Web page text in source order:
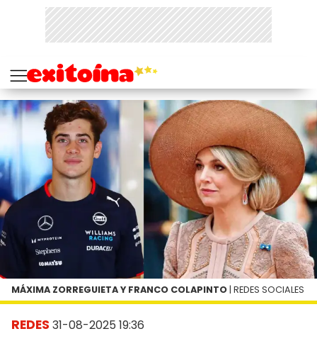
REDES 31-08-2025 19:36
MÁXIMA ZORREGUIETA Y FRANCO COLAPINTO | REDES SOCIALES